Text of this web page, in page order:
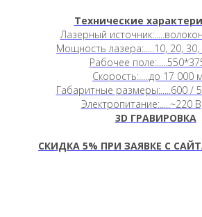
Технические
Лазерный
Мощность лазера:.....10, 20,
Рабочее
Скорость:.....до 17 000
Габаритные размеры:.....600 /
Электропитание:.....~220
3D ГРАВИРОВКА
СКИДКА 5% ПРИ ЗАЯВКЕ С